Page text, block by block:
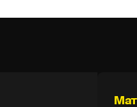
судимостей та